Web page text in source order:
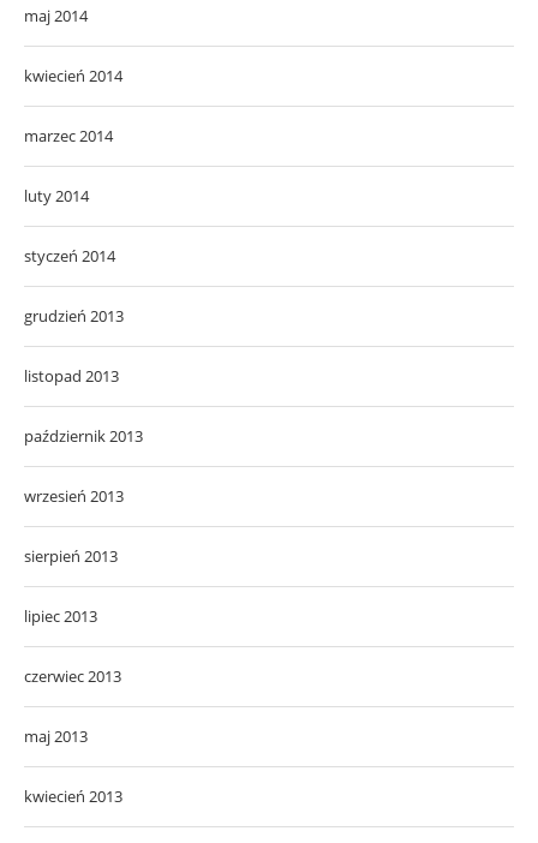
maj 2014
kwiecień 2014
marzec 2014
luty 2014
styczeń 2014
grudzień 2013
listopad 2013
październik 2013
wrzesień 2013
sierpień 2013
lipiec 2013
czerwiec 2013
maj 2013
kwiecień 2013